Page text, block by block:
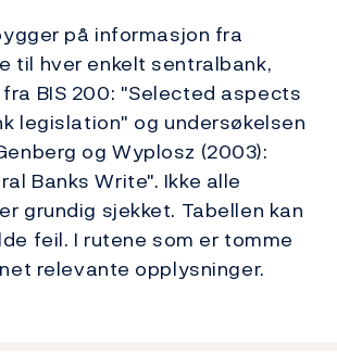
på informasjon fra
til hver enkelt sentralbank,
BIS 200: "Selected aspects
legislation" og undersøkelsen
og Wyplosz (2003):
Banks Write". Ikke alle
grundig sjekket. Tabellen kan
feil. I rutene som er tomme
relevante opplysninger.